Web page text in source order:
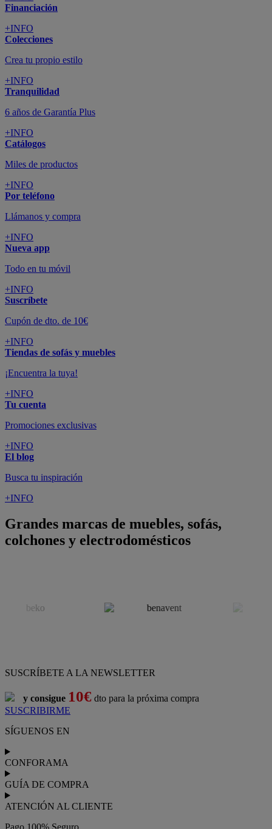
Financiación
+INFO
Colecciones
Crea tu propio estilo
+INFO
Tranquilidad
6 años de Garantía Plus
+INFO
Catálogos
Miles de productos
+INFO
Por teléfono
Llámanos y compra
+INFO
Nueva app
Todo en tu móvil
+INFO
Suscríbete
Cupón de dto. de 10€
+INFO
Tiendas de sofás y muebles
¡Encuentra la tuya!
+INFO
Tu cuenta
Promociones exclusivas
+INFO
El blog
Busca tu inspiración
+INFO
Grandes marcas de muebles, sofás,
colchones y electrodomésticos
SUSCRÍBETE A LA NEWSLETTER
y consigue 10€ dto para la próxima compra
SUSCRIBIRME
SÍGUENOS EN
CONFORAMA
GUÍA DE COMPRA
ATENCIÓN AL CLIENTE
Pago 100% Seguro